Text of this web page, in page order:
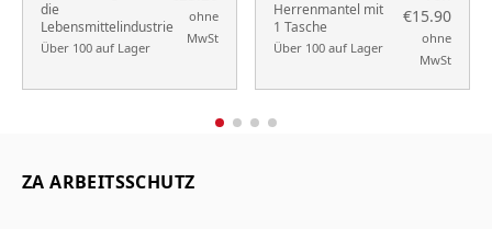
die
Lebensmittelindustrie
Über 100 auf Lager
ohne
MwSt
Herrenmantel mit
1 Tasche
Über 100 auf Lager
€15.90
ohne
MwSt
ZA ARBEITSSCHUTZ